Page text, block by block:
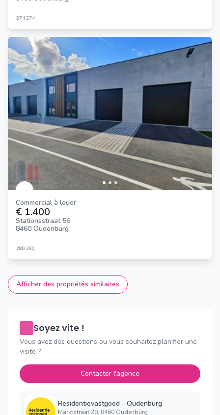
274274
Commercial à louer
€ 1.400
Stationsstraat 56
8460 Oudenburg
280 280
Afficher des propriétés similaires
Soyez vite !
Vous avez des questions ou vous souhaitez planifier une
visite ?
Contacter l'agence
Residentievastgoed - Oudenburg
Marktstraat 20, 8460 Oudenburg